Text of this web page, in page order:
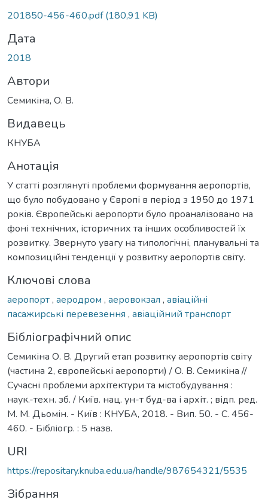
201850-456-460.pdf(180,91 KB)
Дата
2018
Автори
Семикіна, О. В.
Видавець
КНУБА
Анотація
У статті розглянуті проблеми формування аеропортів,
що було побудовано у Європі в період з 1950 до 1971
років. Європейські аеропорти було проаналізовано на
фоні технічних, історичних та інших особливостей їх
розвитку. Звернуто увагу на типологічні, планувальні та
композиційні тенденції у розвитку аеропортів світу.
Ключові слова
аеропорт, аеродром , аеровокзал , авіаційні
пасажирські перевезення , авіаційний транспорт
Бібліографічний опис
Семикіна О. В. Другий етап розвитку аеропортів світу
(частина 2, європейські аеропорти) / О. В. Семикіна //
Сучасні проблеми архітектури та містобудування :
наук.-техн. зб. / Київ. нац. ун-т буд-ва і архіт. ; відп. ред.
М. М. Дьомін. - Київ : КНУБА, 2018. - Вип. 50. - С. 456-
460. - Бібліогр. : 5 назв.
URI
https://repositary.knuba.edu.ua/handle/987654321/5535
Зібрання